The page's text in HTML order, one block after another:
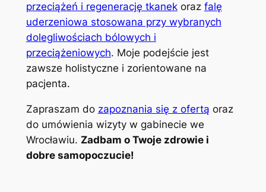
przeciążeń i regenerację tkanekoraz falę
uderzeniowa stosowana przy wybranych
dolegliwościach bólowych i
przeciążeniowych. Moje podejście jest
zawsze holistyczne i zorientowane na
pacjenta.
Zapraszam do zapoznania się z ofertą oraz
do umówienia wizyty w gabinecie we
Wrocławiu. Zadbam o Twoje zdrowie i
dobre samopoczucie!